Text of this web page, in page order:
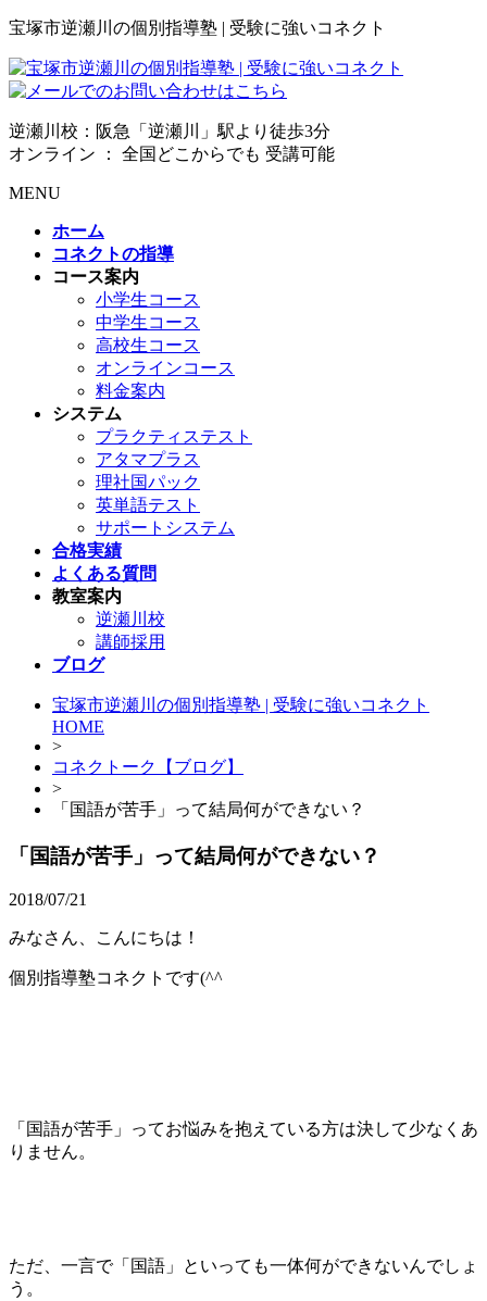
宝塚市逆瀬川の個別指導塾 | 受験に強いコネクト
逆瀬川校：阪急「逆瀬川」駅より徒歩3分
オンライン ： 全国どこからでも 受講可能
MENU
ホーム
コネクトの指導
コース案内
小学生コース
中学生コース
高校生コース
オンラインコース
料金案内
システム
プラクティステスト
アタマプラス
理社国パック
英単語テスト
サポートシステム
合格実績
よくある質問
教室案内
逆瀬川校
講師採用
ブログ
宝塚市逆瀬川の個別指導塾 | 受験に強いコネクト
HOME
>
コネクトーク【ブログ】
>
「国語が苦手」って結局何ができない？
「国語が苦手」って結局何ができない？
2018/07/21
みなさん、こんにちは！
個別指導塾コネクトです(^^ゞ
「国語が苦手」ってお悩みを抱えている方は決して少なくあ
りません。
ただ、一言で「国語」といっても一体何ができないんでしょ
う。